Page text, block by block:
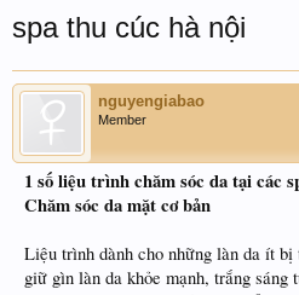
spa thu cúc hà nội
nguyengiabao
Member
1 số liệu trình chăm sóc da tại các
Chăm sóc da mặt cơ bản
Liệu trình dành cho những làn da ít
giữ gìn làn da khỏe mạnh, trắng sáng